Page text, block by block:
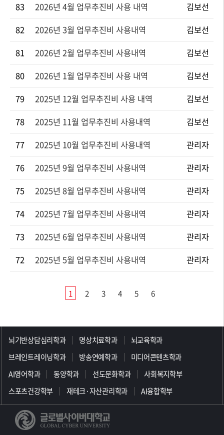
83
2026년 4월 업무추진비 사용 내역
김보선
82
2026년 3월 업무추진비 사용내역
김보선
81
2026년 2월 업무추진비 사용내역
김보선
80
2026년 1월 업무추진비 사용 내역
김보선
79
2025년 12월 업무추진비 사용 내역
김보선
78
2025년 11월 업무추진비 사용내역
김보선
77
2025년 10월 업무추진비 사용내역
관리자
76
2025년 9월 업무추진비 사용내역
관리자
75
2025년 8월 업무추진비 사용내역
관리자
74
2025년 7월 업무추진비 사용내역
관리자
73
2025년 6월 업무추진비 사용내역
관리자
72
2025년 5월 업무추진비 사용내역 관리자
1 2 3 4 5 6
뇌기반상담심리학과 명상치료학과
뇌교육학과
브레인트레이닝학과
방송연예학과
미디어콘텐츠학과
AI영어학과
동양학과 선도문화학과
사회복지학부
스포츠건강학부
재테크·자산관리학과 AI융합학부